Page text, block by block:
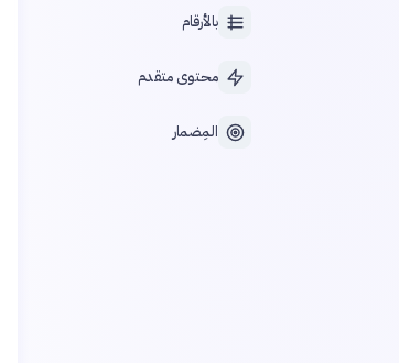
بالأرقام
محتوى متقدم
المِضمار